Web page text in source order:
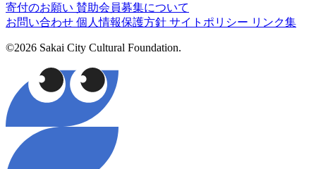
寄付のお願い 賛助会員募集について
お問い合わせ 個人情報保護方針 サイトポリシー リンク集
©2026 Sakai City Cultural Foundation.